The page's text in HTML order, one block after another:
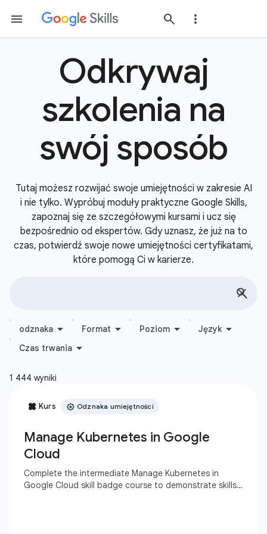
Odkrywaj
szkolenia na
swój sposób
Tutaj możesz rozwijać swoje umiejętności w zakresie AI
i nie tylko. Wypróbuj moduły praktyczne Google Skills,
zapoznaj się ze szczegółowymi kursami i ucz się
bezpośrednio od ekspertów. Gdy uznasz, że już na to
czas, potwierdź swoje nowe umiejętności certyfikatami,
które pomogą Ci w karierze.